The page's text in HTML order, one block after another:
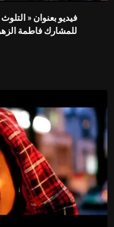
للمشارك فاطمة